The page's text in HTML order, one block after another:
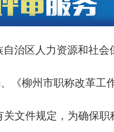
治区人力资源和社
《柳州市职称改革工
文件规定，为确保